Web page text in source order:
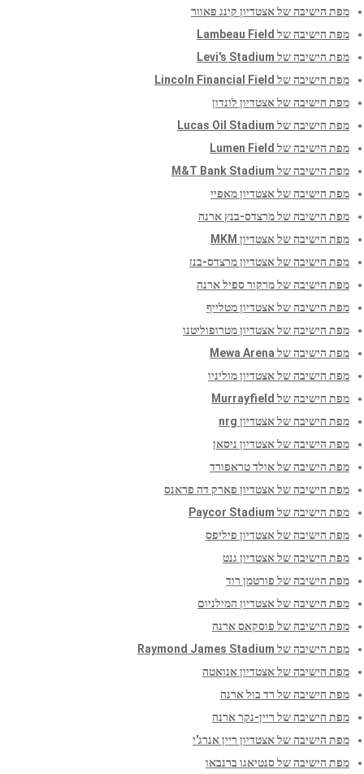
מפת הישיבה של אצטדיון קינג פאוור
מפת הישיבה של Lambeau Field
מפת הישיבה של Levi's Stadium
מפת הישיבה של Lincoln Financial Field
מפת הישיבה של אצטדיון לונדון
מפת הישיבה של Lucas Oil Stadium
מפת הישיבה של Lumen Field
מפת הישיבה של M&T Bank Stadium
מפת הישיבה של אצטדיון מאפיי
מפת הישיבה של מרצדס-בנץ ארנה
מפת הישיבה של אצטדיון MKM
מפת הישיבה של אצטדיון מרצדס-בנז
מפת הישיבה של מרקור ספיל ארנה
מפת הישיבה של אצטדיון מטלייף
מפת הישיבה של אצטדיון מטרופוליטנו
מפת הישיבה של Mewa Arena
מפת הישיבה של אצטדיון מוליניו
מפת הישיבה של Murrayfield
מפת הישיבה של אצטדיון nrg
מפת הישיבה של אצטדיון ניסאן
מפת הישיבה של אולד טראפורד
מפת הישיבה של אצטדיון פארק דה פראנס
מפת הישיבה של Paycor Stadium
מפת הישיבה של אצטדיון פיליפס
מפת הישיבה של אצטדיון גנט
מפת הישיבה של פורטמן רוד
מפת הישיבה של אצטדיון המילניום
מפת הישיבה של פוסקאס ארנה
מפת הישיבה של Raymond James Stadium
מפת הישיבה של אצטדיון אנואטה
מפת הישיבה של רד בול ארנה
מפת הישיבה של ריין-נקר ארנה
מפת הישיבה של אצטדיון ריין אנרג'י
מפת הישיבה של סנטיאגו ברנבאו